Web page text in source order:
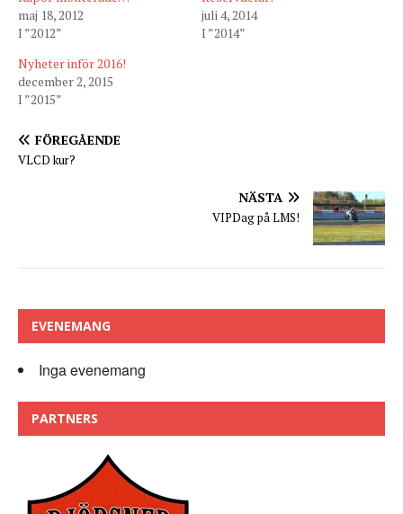
maj 18, 2012
I ”2012”
juli 4, 2014
I ”2014”
Nyheter inför 2016!
december 2, 2015
I ”2015”
FÖREGÅENDE
VLCD kur?
NÄSTA
VIPDag på LMS!
EVENEMANG
Inga evenemang
PARTNERS